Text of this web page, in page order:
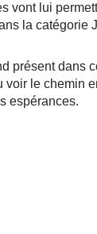
vont lui
la catégorie
présent dans
voir le chemin
espérances.